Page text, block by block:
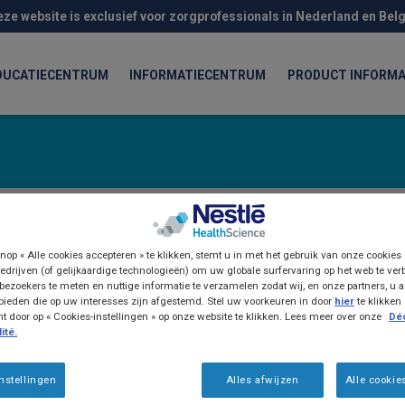
website is exclusief voor zorgprofessionals in Nederland en
INFORMATIECENTRUM PRODUCT
Resource Complete is een orale medische
ondervoeding.
Geschikt om zowel als volledige of aanvullende
Verhoogde eiwitbehoefte (23g/100g) ·
Geschikt vanaf 3 jaar
« Alle cookies accepteren » te klikken, stemt u in met het gebruik van onze cookies
(of gelijkaardige technologieën) om uw globale surfervaring op het web te
te meten en nuttige informatie te verzamelen zodat wij, en onze partners, u
die op uw interesses zijn afgestemd. Stel uw voorkeuren in door hierte klikken
door op « Cookies-instellingen » op onze website te klikken. Lees meer over onze
Alles afwijzen Alle